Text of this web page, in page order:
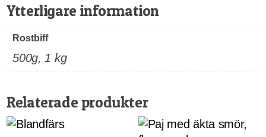
Ytterligare information
Rostbiff
500g, 1 kg
Relaterade produkter